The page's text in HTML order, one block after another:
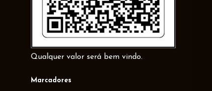
Qualquer valor será bem vindo.
Marcadores